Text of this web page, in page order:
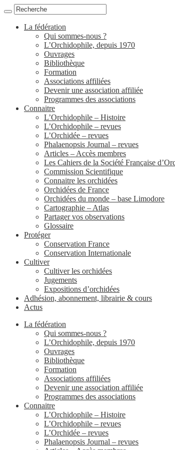
La fédération
Qui sommes-nous ?
L’Orchidophile, depuis 1970
Ouvrages
Bibliothèque
Formation
Associations affiliées
Devenir une association affiliée
Programmes des associations
Connaitre
L’Orchidophile – Histoire
L’Orchidophile – revues
L’Orchidée – revues
Phalaenopsis Journal – revues
Articles – Accès membres
Les Cahiers de la Société Française
Commission Scientifique
Connaitre les orchidées
Orchidées de France
Orchidées du monde – base Limodore
Cartographie – Atlas
Partager vos observations
Glossaire
Protéger
Conservation France
Conservation Internationale
Cultiver
Cultiver les orchidées
Jugements
Expositions d’orchidées
Adhésion, abonnement, librairie & cours
Actus
La fédération
Qui sommes-nous ?
L’Orchidophile, depuis 1970
Ouvrages
Bibliothèque
Formation
Associations affiliées
Devenir une association affiliée
Programmes des associations
Connaitre
L’Orchidophile – Histoire
L’Orchidophile – revues
L’Orchidée – revues
Phalaenopsis Journal – revues